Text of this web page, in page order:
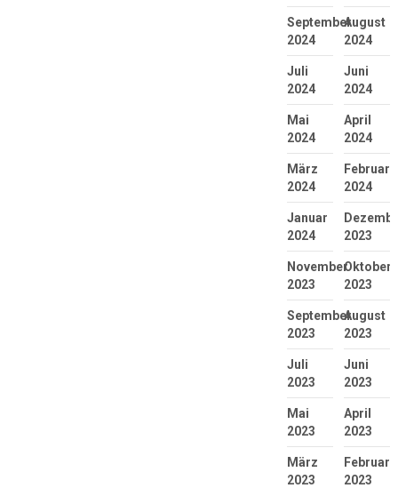
September
2024
August
2024
Juli
2024
Juni
2024
Mai
2024
April
2024
März
2024
Februar
2024
Januar
2024
2023
November
2023
Oktober
2023
September
2023
August
2023
Juli
2023
Juni
2023
Mai
2023
April
2023
März
2023
Februar
2023